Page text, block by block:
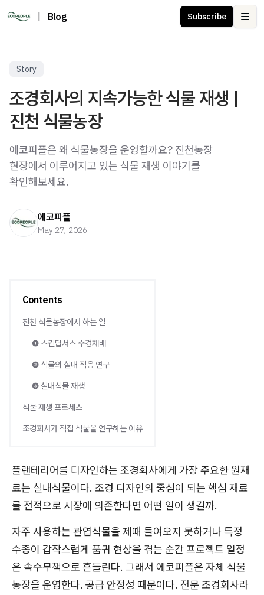
Blog Subscribe
Story
조경회사의 지속가능한 식물 재생 |
진천 식물농장
에코피플은 왜 식물농장을 운영할까요? 진천농장
현장에서 이루어지고 있는 식물 재생 이야기를
확인해보세요.
에코피플
May 27, 2026
Contents
진천 식물농장에서 하는 일
❶ 스킨답서스 수경재배
❷ 식물의 실내 적응 연구
❸ 실내식물 재생
식물 재생 프로세스
조경회사가 직접 식물을 연구하는 이유
플랜테리어를 디자인하는 조경회사에게 가장 주요한 원재
료는 실내식물이다. 조경 디자인의 중심이 되는 핵심 재료
를 전적으로 시장에 의존한다면 어떤 일이 생길까.
자주 사용하는 관엽식물을 제때 들여오지 못하거나 특정
수종이 갑작스럽게 품귀 현상을 겪는 순간 프로젝트 일정
은 속수무책으로 흔들린다. 그래서 에코피플은 자체 식물
농장을 운영한다. 공급 안정성 때문이다. 전문 조경회사라